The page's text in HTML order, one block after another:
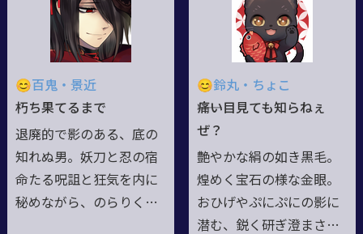
も見たくはないから、笑
顔守る為に戦うのだと云
う。過去に関しては“おば
あちゃんっこだっ
た”、“ほんまに大切にし
近溢すように。
は常に烱々と、眈々と。
片や、翳り秘すもう一方
の眼は月色――其の色も、其
の由も、誰にも明かす事
は無い。水差す様な無粋
を厭うと宣う傍ら、気紛
な世話を焼いたりもす
る、随分と良い性格。
😊百鬼・景近
朽ち果てるまで
退廃的で影のある、底の
知れぬ男。妖刀と忍の宿
命たる呪詛と狂気を内に
秘めながら、のらりくら
😊鈴丸・ちょこ
――痛い目見ても知らねぇ
ぜ？
艶やかな絹の如き黒毛。
煌めく宝石の様な金眼。
おひげやぷにぷにの影に
潜む、鋭く研ぎ澄まされ